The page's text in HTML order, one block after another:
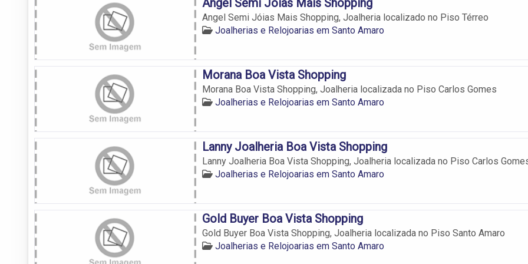
Angel Semi Jóias Mais Shopping, Joalheria localizado no Piso Térreo
Joalherias e Relojoarias em Santo Amaro
Morana Boa Vista Shopping
Morana Boa Vista Shopping, Joalheria localizada no Piso Carlos Gomes
Joalherias e Relojoarias em Santo Amaro
Lanny Joalheria Boa Vista Shopping
Lanny Joalheria Boa Vista Shopping, Joalheria localizada no Piso Carlos
Joalherias e Relojoarias em Santo Amaro
Gold Buyer Boa Vista Shopping
Gold Buyer Boa Vista Shopping, Joalheria localizada no Piso Santo Amaro
Joalherias e Relojoarias em Santo Amaro